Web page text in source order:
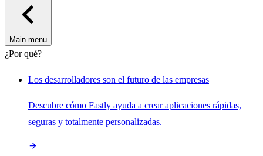
Main menu
¿Por qué?
Los desarrolladores son el futuro de las empresas
Descubre cómo Fastly ayuda a crear aplicaciones rápidas,
seguras y totalmente personalizadas.